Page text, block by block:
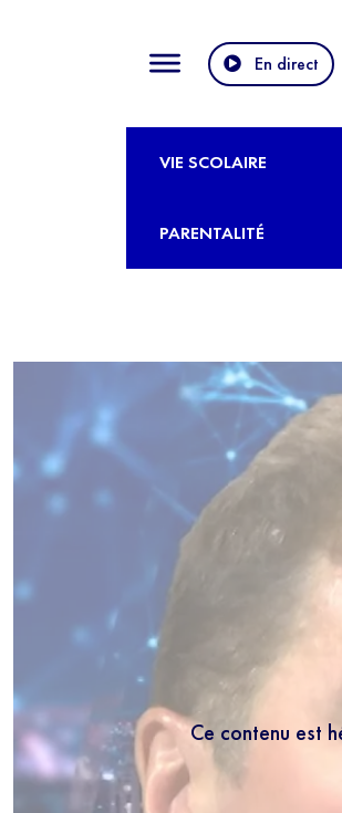
En direct
VIE SCOLAIRE
PARENTALITÉ
Ce contenu est